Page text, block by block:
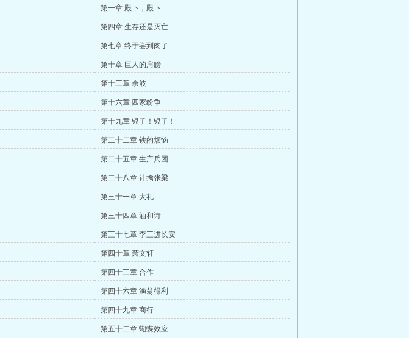
第一章 殿下，殿下
第四章 生存还是灭亡
第七章 终于尝到肉了
第十章 巨人的肩膀
第十三章 余波
第十六章 四家纷争
第十九章 银子！银子！
第二十二章 铁的烦恼
第二十五章 生产兵团
第二十八章 计擒张梁
第三十一章 大礼
第三十四章 酒和诗
第三十七章 李三进长安
第四十章 萧文轩
第四十三章 合作
第四十六章 渔翁得利
第四十九章 商行
第五十二章 蝴蝶效应